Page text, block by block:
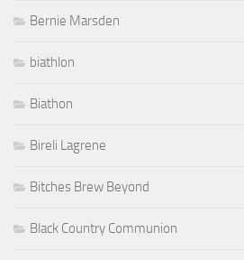
Bernie Marsden
biathlon
Biathon
Bireli Lagrene
Bitches Brew Beyond
Black Country Communion